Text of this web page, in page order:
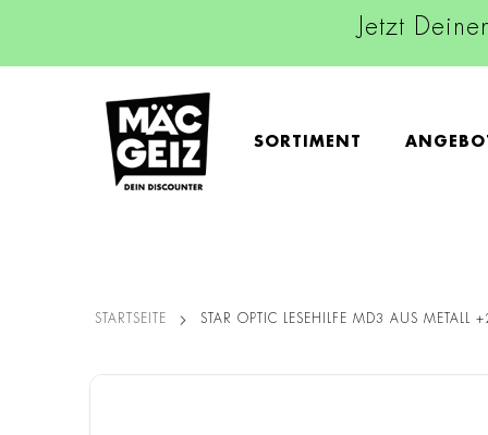
Jetzt
SORTIMENT
STARTSEITE STAR OPTIC LESEHILFE MD3 AUS METALL
Zum